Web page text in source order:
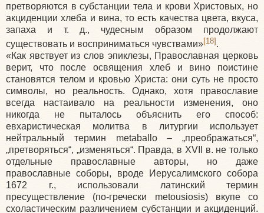
претворяются в субстанции тела и крови Христовых, но
акциденции хлеба и вина, то есть качества цвета, вкуса,
запаха и т. д., чудесным образом продолжают
существовать и восприниматься чувствами»[18].
«Как явствует из слов эпиклезы, Православная церковь
верит, что после освящения хлеб и вино поистине
становятся телом и кровью Христа: они суть не просто
символы, но реальность. Однако, хотя православие
всегда настаивало на реальности изменения, оно
никогда не пыталось объяснить его способ:
евхаристическая молитва в литургии использует
нейтральный термин metaballo – „преображаться“,
„претворяться“, „изменяться“. Правда, в XVII в. не только
отдельные православные авторы, но даже
православные соборы, вроде Иерусалимского собора
1672 г., использовали латинский термин
пресуществление
(по-гречески metousiosis) вкупе со
схоластическим различением субстанции и акциденций.